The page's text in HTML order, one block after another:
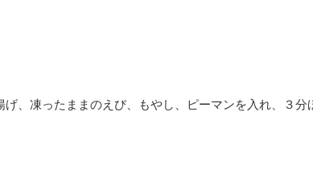
、凍ったままのえび、もやし、ピーマンを入れ、３分